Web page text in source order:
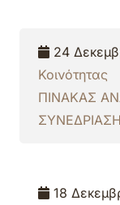
24
Κοινότητας
ΠΙΝΑΚΑΣ
18